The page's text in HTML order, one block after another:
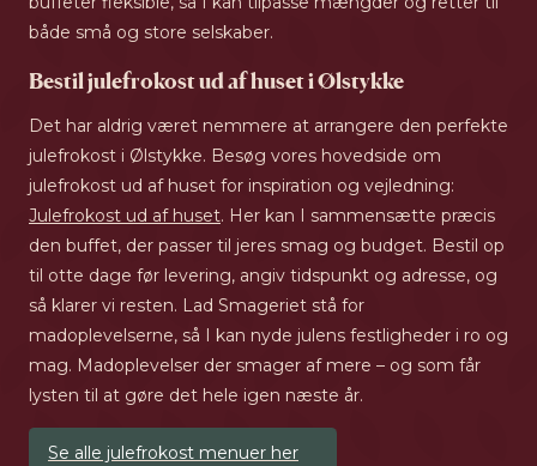
både små og store selskaber.
Bestil julefrokost ud af huset i Ølstykke
Det har aldrig været nemmere at arrangere den perfekte
julefrokost i Ølstykke. Besøg vores hovedside om
julefrokost ud af huset for inspiration og vejledning:
Julefrokost ud af huset. Her kan I sammensætte præcis
den buffet, der passer til jeres smag og budget. Bestil op
til otte dage før levering, angiv tidspunkt og adresse, og
så klarer vi resten. Lad Smageriet stå for
madoplevelserne, så I kan nyde julens festligheder i ro og
mag. Madoplevelser der smager af mere – og som får
lysten til at gøre det hele igen næste år.
Se alle julefrokost menuer her